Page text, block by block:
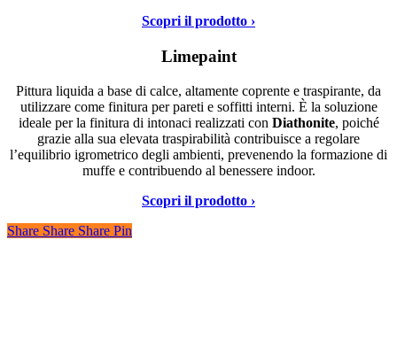
Scopri il prodotto ›
Limepaint
Pittura liquida a base di calce, altamente coprente e traspirante, da
utilizzare come finitura per pareti e soffitti interni. È la soluzione
ideale per la finitura di intonaci realizzati con Diathonite, poiché
grazie alla sua elevata traspirabilità contribuisce a regolare
l’equilibrio igrometrico degli ambienti, prevenendo la formazione di
muffe e contribuendo al benessere indoor.
Scopri il prodotto ›
Share
Share Share Share Pin